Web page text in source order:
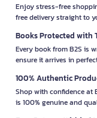
Enjoy stress-free
free delivery straight to
Books Protected with
Every book from B2S is
ensure it arrives in
100% Authentic
Shop with confidence at
is 100% genuine and